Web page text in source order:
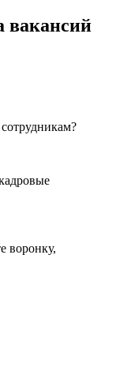
вакансий
воронку,